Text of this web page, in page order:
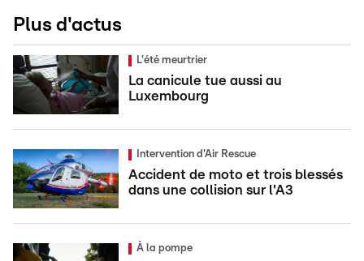
Plus d'actus
L'été meurtrier
La canicule tue aussi au
Luxembourg
Intervention d'Air Rescue
Accident de moto et trois blessés
dans une collision sur l'A3
À la pompe